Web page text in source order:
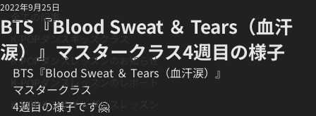
全ての記事
K-POPダンスキッズクラス
K-POPダンスレッスンのお知らせ
K-POPダンスレッスンのレポート
K-POPオンラインダンスレッスン
BTS『Blood Sweat ＆ Tears（血汗
涙）』マスタークラス4週目の様子
2022年9月25日
BTS『Blood Sweat ＆ Tears（血汗涙）』
マスタークラス
4週目の様子です🤗